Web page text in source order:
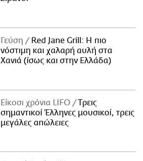
Γεύση
Red Jane Grill: Η πιο
νόστιμη και χαλαρή αυλή στα
Χανιά (ίσως και στην Ελλάδα)
Είκοσι χρόνια LIFO
Tρεις
σημαντικοί Έλληνες μουσικοί, τρεις
μεγάλες απώλειες